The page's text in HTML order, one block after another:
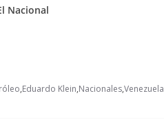
Nacional
,Eduardo Klein,Nacionales,Venezuela